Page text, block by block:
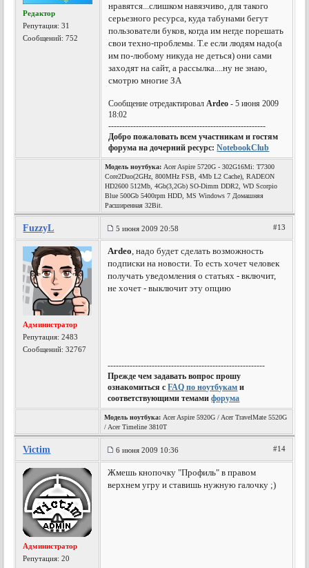
Редактор
Репутация:31
Сообщений: 752
нравятся...слишком навязчиво, для такого
серьезного ресурса, куда табунами бегут
пользователи буков, когда им негде порешать
свои техно-проблемы. Т.е если людям надо(а
им по-любому никуда не деться) они сами
заходят на сайт, а рассылка....ну не знаю,
смотрю многие ЗА
Сообщение отредактировалArdeo - 5 июня 2009
18:02
---------------------------------------------------------
Добро пожаловать всем участникам и гостям
форума на дочерний ресурс:NotebookClub
Модель ноутбука: Acer Aspire 5720G - 302G16Mi: T7300
Core2Duo(2GHz, 800MHz FSB, 4Mb L2 Cache), RADEON
HD2600 512Mb, 4Gb(3,2Gb) SO-Dimm DDR2, WD Scorpio
Blue 500Gb 5400rpm HDD, MS Windows 7 Домашняя
Расширенная 32Bit.
FuzzyL 5 июня 2009 20:58 #13
Администратор
Репутация:2483
Сообщений: 32767
Ardeo, надо будет сделать возможность
подписки на новости. То есть хочет человек
получать уведомления о статьях - включит,
не хочет - выключит эту опцию
---------------------------------------------------------
Прежде чем задавать вопрос прошу
ознакомиться сFAQ по ноутбукам и
соответствующими темамифорума
Модель ноутбука: Acer Aspire 5920G / Acer TravelMate 5520G
/ Acer Timeline 3810T
Victim 6 июня 2009 10:36 #14
Администратор
Репутация:20
Жмешь кнопочку "Профиль" в правом
верхнем угру и ставишь нужную галочку ;)